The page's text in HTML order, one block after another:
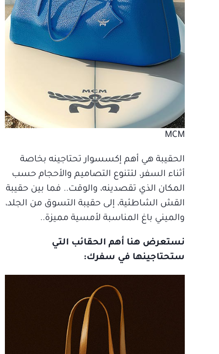
MCM
الحقيبة هي أهم إكسسوار تحتاجينه بخاصة
أثناء السفر، لتتنوع التصاميم والأحجام حسب
المكان الذي تقصدينه، والوقت.. فما بين حقيبة
القش الشاطئية، إلى حقيبة التسوق من الجلد،
والميني باغ المناسبة لأمسية مميزة..
نستعرض هنا أهم الحقائب التي
ستحتاجينها في سفرك: